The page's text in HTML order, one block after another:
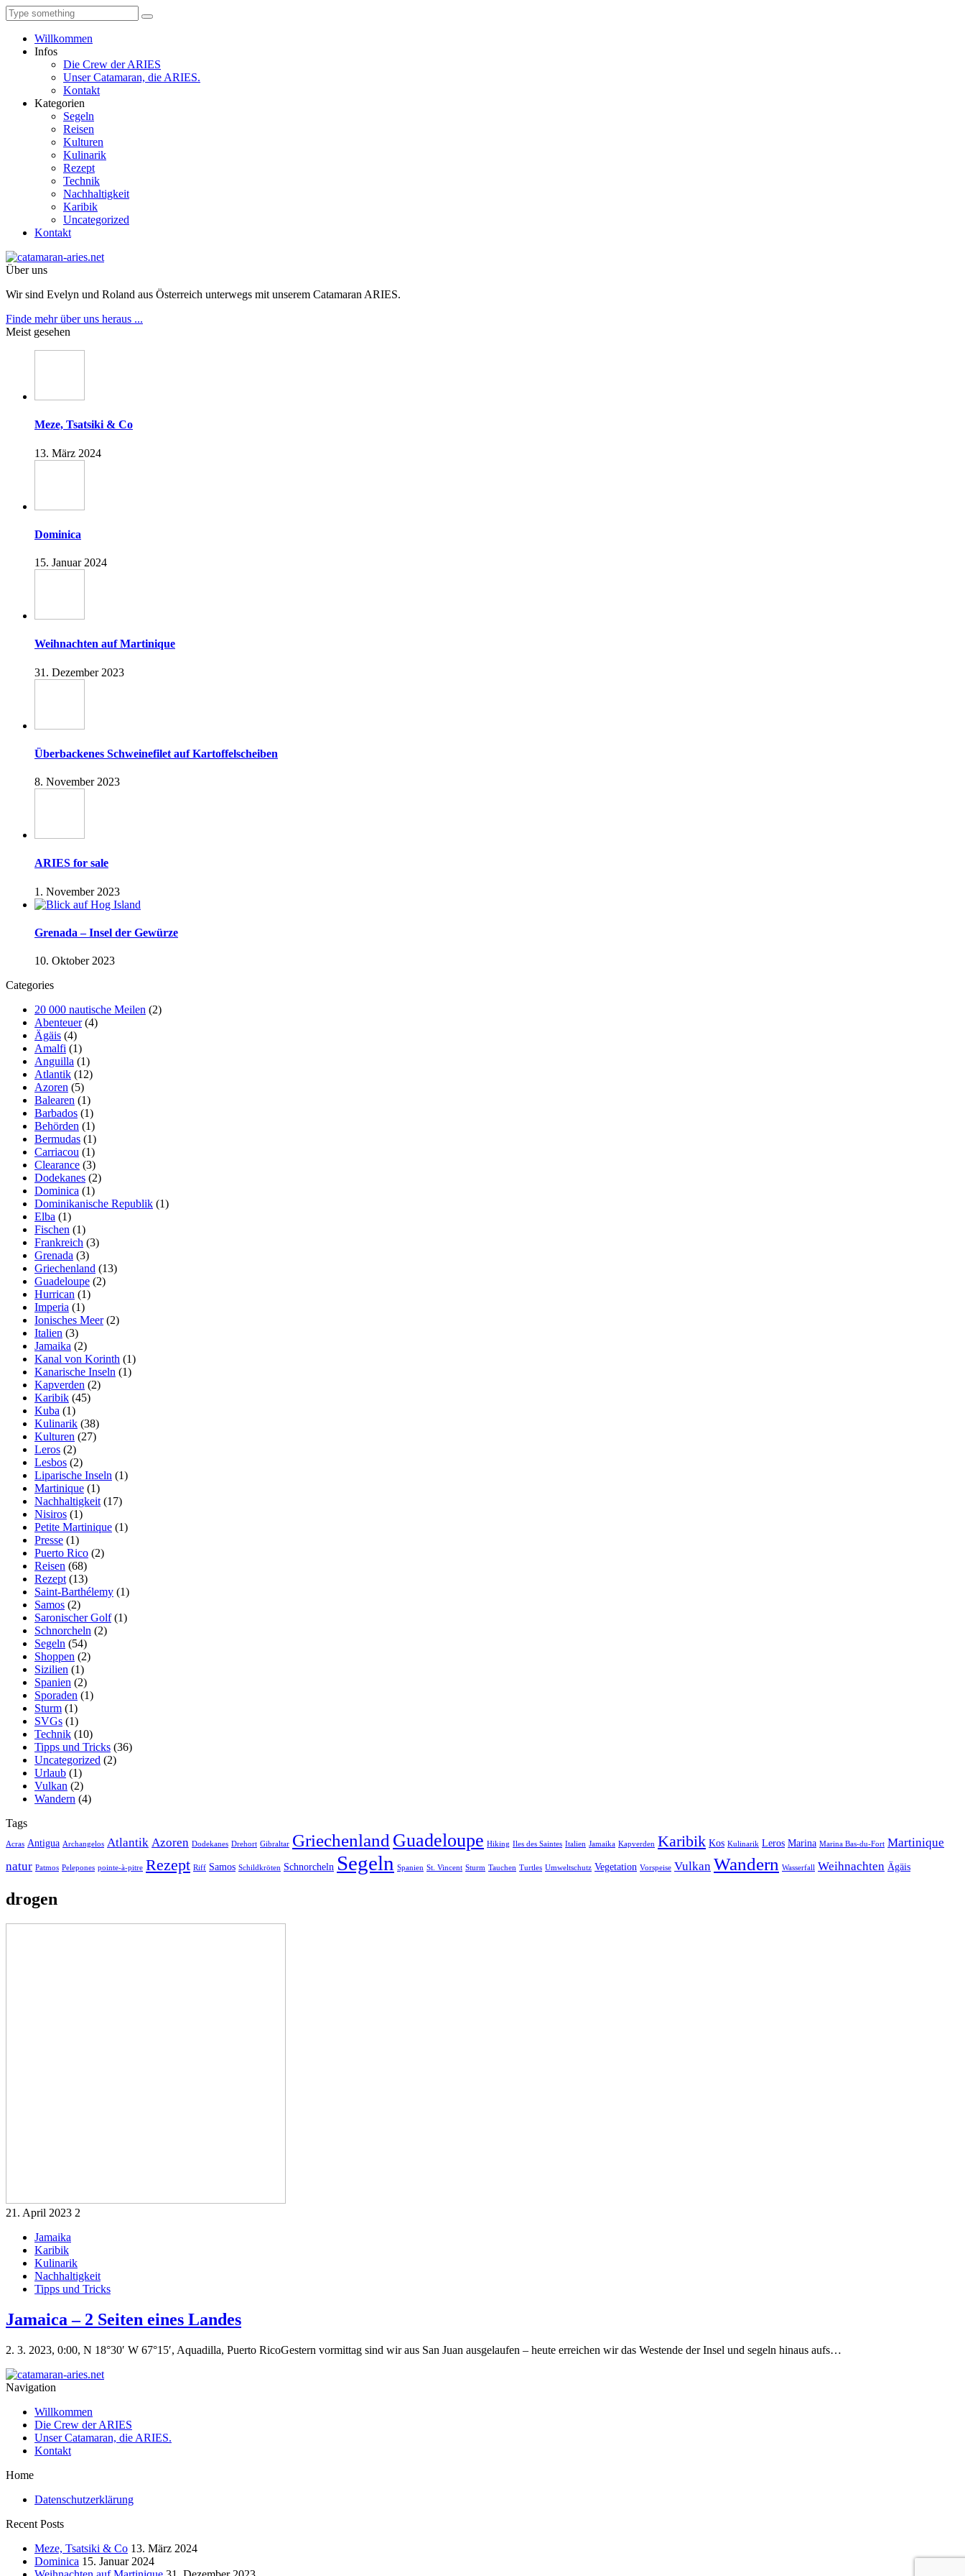
Willkommen
Infos
Die Crew der ARIES
Unser Catamaran, die ARIES.
Kontakt
Kategorien
Segeln
Reisen
Kulturen
Kulinarik
Rezept
Technik
Nachhaltigkeit
Karibik
Uncategorized
Kontakt
Über uns
Wir sind Evelyn und Roland aus Österreich unterwegs mit unserem Catamaran ARIES.
Finde mehr über uns heraus ...
Meist gesehen
Meze, Tsatsiki & Co
13. März 2024
Dominica
15. Januar 2024
Weihnachten auf Martinique
31. Dezember 2023
Überbackenes Schweinefilet auf Kartoffelscheiben
8. November 2023
ARIES for sale
1. November 2023
Grenada – Insel der Gewürze
10. Oktober 2023
Categories
20 000 nautische Meilen (2)
Abenteuer(4)
Ägäis (4)
Amalfi (1)
Anguilla (1)
Atlantik (12)
Azoren (5)
Balearen (1)
Barbados (1)
Behörden (1)
Bermudas (1)
Carriacou (1)
Clearance (3)
Dodekanes (2)
Dominica (1)
Dominikanische Republik (1)
Elba (1)
Fischen (1)
Frankreich (3)
Grenada (3)
Griechenland (13)
Guadeloupe (2)
Hurrican (1)
Imperia (1)
Ionisches Meer(2)
Italien (3)
Jamaika (2)
Kanal von Korinth (1)
Kanarische Inseln (1)
Kapverden (2)
Karibik (45)
Kuba (1)
Kulinarik (38)
Kulturen (27)
Leros (2)
Lesbos (2)
Liparische Inseln (1)
Martinique (1)
Nachhaltigkeit (17)
Nisiros (1)
Petite Martinique (1)
Presse (1)
Puerto Rico (2)
Reisen (68)
Rezept (13)
Saint-Barthélemy (1)
Samos (2)
Saronischer Golf(1)
Schnorcheln (2)
Segeln (54)
Shoppen (2)
Sizilien (1)
Spanien (2)
Sporaden (1)
Sturm (1)
SVGs (1)
Technik (10)
Tipps und Tricks (36)
Uncategorized (2)
Urlaub (1)
Vulkan (2)
Wandern (4)
Tags
Acras Antigua Archangelos Atlantik Azoren Dodekanes Drehort Gibraltar Griechenland Guadeloupe Hiking Iles des Saintes Italien Jamaika Kapverden Karibik Kos Kulinarik Leros Marina Marina Bas-du-Fort Martinique
natur Patmos Pelepones pointe-à-pitre Rezept Riff Samos Schildkröten Schnorcheln Segeln Spanien St. Vincent Sturm Tauchen Turtles Umweltschutz Vegetation Vorspeise Vulkan Wandern Wasserfall Weihnachten Ägäis
drogen
21. April 2023 2
Jamaika
Karibik
Kulinarik
Nachhaltigkeit
Tipps und Tricks
Jamaica – 2 Seiten eines Landes
2. 3. 2023, 0:00, N 18°30′ W 67°15′, Aquadilla, Puerto RicoGestern vormittag sind wir aus San Juan ausgelaufen – heute erreichen wir das Westende der Insel und segeln hinaus aufs…
Navigation
Willkommen
Die Crew der ARIES
Unser Catamaran, die ARIES.
Kontakt
Home
Datenschutzerklärung
Recent Posts
Meze, Tsatsiki & Co 13. März 2024
Dominica 15. Januar 2024